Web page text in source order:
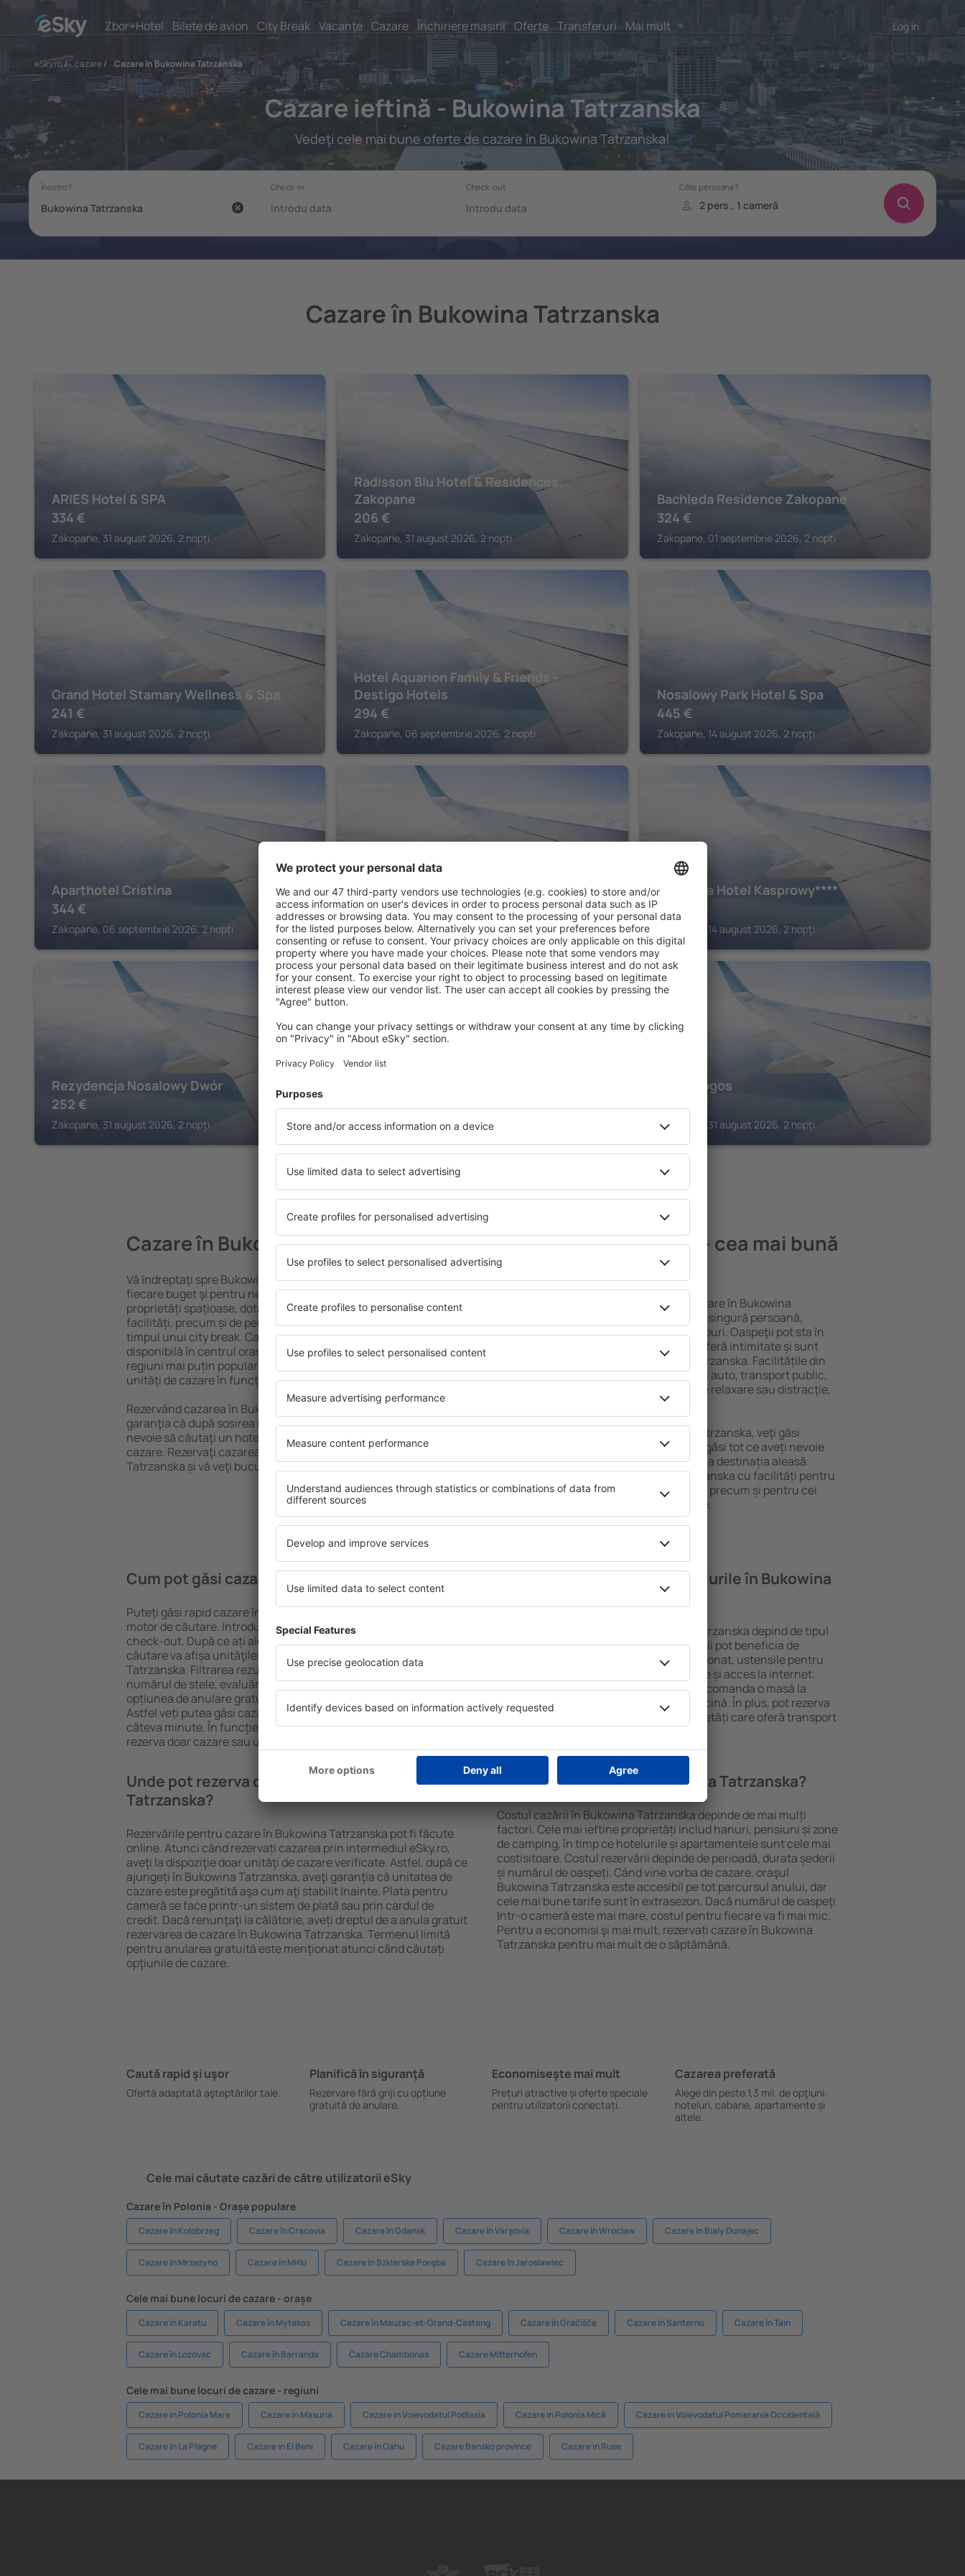
Zbor+Hotel Bilete de avion City Break Vacanţe Cazare Închiriere mașini Oferte Transferuri Mai mult Log in
eSky.ro/ cazare/ Cazare în Bukowina Tatrzanska
Cazare ieftină - Bukowina Tatrzanska
Vedeţi cele mai bune oferte de cazare în Bukowina Tatrzanska!
Cazare în Bukowina Tatrzanska
ARIES Hotel & SPA
334 €
Zakopane, 31 august 2026, 2 nopți
Radisson Blu Hotel & Residences,
Zakopane
206 €
Zakopane, 31 august 2026, 2 nopți
Bachleda Residence Zakopane
324 €
Zakopane, 01 septembrie 2026, 2 nopți
Grand Hotel Stamary Wellness & Spa
241 €
Zakopane, 31 august 2026, 2 nopți
Hotel Aquarion Family & Friends -
Destigo Hotels
294 €
Zakopane, 06 septembrie 2026, 2 nopți
Nosalowy Park Hotel & Spa
445 €
Zakopane, 14 august 2026, 2 nopți
Aparthotel Cristina
344 €
Zakopane, 06 septembrie 2026, 2 nopți
Hotel Belvedere Resort & SPA
304 €
Zakopane, 26 august 2026, 2 nopți
Bachleda Hotel Kasprowy****
400
Zakopane, 14 august 2026, 2 nopți
Rezydencja Nosalowy Dwór
252 €
Zakopane, 31 august 2026, 2 nopți
ZAKOPANE
272€
Zakopane, 04 septembrie 2026, 2 nopți
ZAKOPANE
Hotel Logos
224€
Zakopane, 31 august 2026, 2 nopți
Vedeţi mai multe oferte în Bukowina Tatrzanska
Cazare în Bukowina Tatrzanska
Vă ȋndreptaţi spre Bukowina Tatrzanska? Găsiți cazare pentru
fiecare buget şi pentru nevoi variate. Puteți beneficia de
proprietăți spațioase, dotate cu tot confortul, cu numeroase
facilități, precum și de pensiuni ieftine pentru a sta câteva zile în
timpul unui city break. Cazarea în Bukowina Tatrzanska este
disponibilă în centrul orașului, lângă aeroport și în cartiere sau
regiuni mai puțin populare. Acest lucru vă va ajuta să găsiţi
unităţi de cazare în funcție de nevoi și de planurile ulterioare.
Rezervând cazarea în Bukowina Tatrzanska mai devreme, aveți
garanţia că după sosirea la destinație vă puteţi relaxa, fără a fi
nevoie să căutaţi un hotel, apartament sau altă unitate de
cazare. Rezervaţi cazarea înainte de călătoria spre Bukowina
Tatrzanska și vă veţi bucura de o călătorie liniştită.
Bukowina Tatrzanska – cea mai bună
cazare
Puteți alege dintr-o ofertă variată de cazare în Bukowina
Tatrzanska, inclusiv proprietăți pentru o singură persoană,
cupluri, familii, persoane ȋn vârstă și grupuri. Oaspeţii pot sta în
apartamente, hoteluri și pensiuni care oferă intimitate și sunt
situate în centrul orașului Bukowina Tatrzanska. Facilitățile din
apropiere, inclusiv companii de închirieri auto, transport public,
magazine, centre de reparaţii și locuri de relaxare sau distracţie,
garantează o vacanță extraordinară.
Dacă doriţi cazare de lux în Bukowina Tatrzanska, veţi găsi
imediat una care să se potrivească. Veți găsi tot ce aveți nevoie
pentru vacanță sau călătoria de afaceri la destinația aleasă.
Puteți rezerva cazare în Bukowina Tatrzanska cu facilități pentru
persoanele cu dizabilități, sugari și copii, precum și pentru cei
care călătoresc cu animale de companie.
Cum pot găsi cazare în Bukowina Tatrzanska?
Puteți găsi rapid cazare în Bukowina Tatrzanska folosind un
motor de căutare. Introduceți destinația și datele de check-in și
check-out. După ce ați ales numărul de persoane, motorul de
căutare va afișa unităţile de cazare disponibile în Bukowina
Tatrzanska. Filtrarea rezultatelor în funcție de tipul proprietăţii,
numărul de stele, evaluările oaspeților, distanța față de centru și
opțiunea de anulare gratuită va face căutarea mult mai ușoară.
Astfel veți putea găsi cazare în Bukowina Tatrzanska în doar
câteva minute. În funcție de nevoile dumneavoastră, puteți
rezerva doar cazare sau un pachet Zbor+Hotel.
Ce fel de facilităţi oferă hotelurile în Bukowina
Facilitățile proprietăţilor în Bukowina Tatrzanska depind de tipul
de cazare și de numărul de stele. Oaspeții pot beneficia de
camere cu chicinetă, balcon, aer condiționat, ustensile pentru
prepararea ceaiului şi a cafelei, prosoape și acces la internet.
Vizitatorii pot avea parcare gratuită, pot comanda o masă la
restaurant sau pot alege un hotel cu piscină. În plus, pot rezerva
cazare în Bukowina Tatrzanska la proprietăți care oferă transport
de la aeroport.
Unde pot rezerva cazare în Bukowina
Tatrzanska?
Rezervările pentru cazare în Bukowina Tatrzanska pot fi făcute
online. Atunci când rezervați cazarea prin intermediul eSky.ro,
aveţi la dispoziţie doar unităţi de cazare verificate. Astfel, după ce
ajungeți în Bukowina Tatrzanska, aveţi garanţia că unitatea de
cazare este pregătită aşa cum aţi stabilit ȋnainte. Plata pentru
cameră se face printr-un sistem de plată sau prin cardul de
credit. Dacă renunţaţi la călătorie, aveți dreptul de a anula gratuit
rezervarea de cazare în Bukowina Tatrzanska. Termenul limită
pentru anularea gratuită este menţionat atunci când căutați
opţiunile de cazare.
Cât costă cazarea în Bukowina Tatrzanska?
Costul cazării în Bukowina Tatrzanska depinde de mai mulți
factori. Cele mai ieftine proprietăți includ hanuri, pensiuni și zone
de camping, în timp ce hotelurile și apartamentele sunt cele mai
costisitoare. Costul rezervării depinde de perioadă, durata șederii
și numărul de oaspeți. Când vine vorba de cazare, oraşul
Bukowina Tatrzanska este accesibil pe tot parcursul anului, dar
cele mai bune tarife sunt în extrasezon. Dacă numărul de oaspeţi
ȋntr-o cameră este mai mare, costul pentru fiecare va fi mai mic.
Pentru a economisi şi mai mult, rezervați cazare în Bukowina
Tatrzanska pentru mai mult de o săptămână.
Caută rapid şi uşor
Ofertă adaptată aşteptărilor tale.
Planifică ȋn siguranţă
Rezervare fără griji cu opțiune
gratuită de anulare.
Economiseşte mai mult
Prețuri atractive și oferte speciale
pentru utilizatorii conectați.
Cazarea preferată
Alege din peste 1,3 mil. de opţiuni:
hoteluri, cabane, apartamente și
altele.
Cele mai căutate cazări de către utilizatorii eSky
Cazare în Polonia - Orașe populare
Cazare în Kolobrzeg Cazare în Cracovia Cazare în Gdansk Cazare în Varşovia Cazare în Wroclaw Cazare în Bialy Dunajec
Cazare în Mrzezyno Cazare în Miłki Cazare în Szklarska Poręba Cazare în Jaroslawiec
Cele mai bune locuri de cazare - orașe
Cazare în Karatu Cazare în Mytakas Cazare în Mauzac-et-Grand-Castang Cazare în Gračišče Cazare în Santerno Cazare în Tain
Cazare în Lozovac Cazare în Barranda Cazare Chambonas Cazare Mitterhofen
Cele mai bune locuri de cazare - regiuni
Cazare in Polonia Mare Cazare in Masuria Cazare in Voievodatul Podlasia Cazare in Polonia Mică Cazare in Voievodatul Pomerania Occidentală
Cazare în La Plagne Cazare in El Beni Cazare în Oahu Cazare Bansko province Cazare in Ruse